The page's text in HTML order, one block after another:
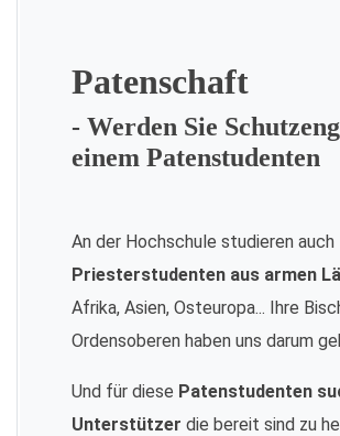
Patenschaft
- Werden Sie
einem Patenstudenten
An der Hochschule studieren auch
Priesterstudenten aus armen
Afrika, Asien, Osteuropa... Ihre
Ordensoberen haben uns darum
Und für diese Patenstudenten
Unterstützer die bereit sind zu